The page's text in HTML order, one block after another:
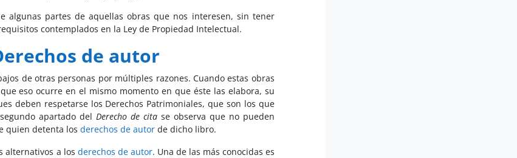
algunas partes de aquellas obras que nos interesen, sin tener
contemplados en la Ley de Propiedad Intelectual.
de autor
de otras personas por múltiples razones. Cuando estas obras
eso ocurre en el mismo momento en que éste las elabora, su
deben respetarse los Derechos Patrimoniales, que son los que
apartado delDerecho de cita se observa que no pueden
quien detenta losderechos de autor de dicho libro.
alternativos a los derechos de autor. Una de las más conocidas es